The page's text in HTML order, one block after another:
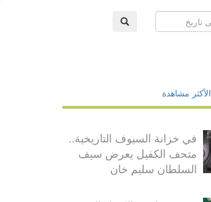
الأكثر مشاهدة
في خزانة السيوف التاريخية..
متحف الكفيل يعرض سيف
السلطان سليم خان